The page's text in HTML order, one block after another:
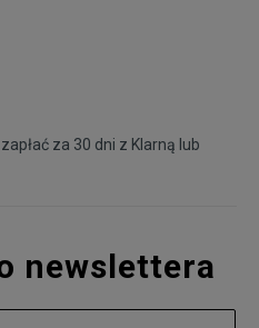
za 30 dni z Klarną lub
newslettera